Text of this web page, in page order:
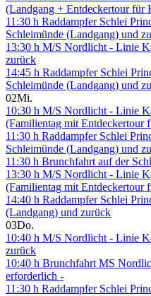
(Landgang + Entdeckertour für
11:30 h Raddampfer Schlei
Schleimünde (Landgang) und
13:30 h M/S Nordlicht - Linie
zurück
14:45 h Raddampfer Schlei
Schleimünde (Landgang) und
02Mi.
10:30 h M/S Nordlicht - Linie
(Familientag mit Entdeckertour
11:30 h Raddampfer Schlei
Schleimünde (Landgang) und
11:30 h Brunchfahrt auf der
13:30 h M/S Nordlicht - Linie
(Familientag mit Entdeckertour
14:40 h Raddampfer Schlei
(Landgang) und zurück
03Do.
10:40 h M/S Nordlicht - Linie
zurück
10:40 h Brunchfahrt MS
erforderlich -
11:30 h Raddampfer Schlei